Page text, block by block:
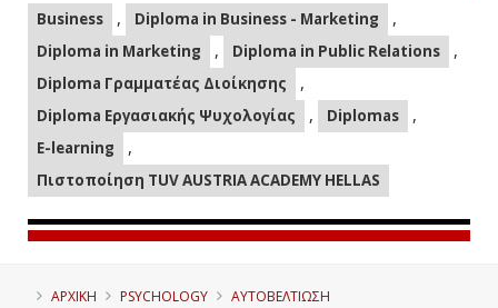
Business , Diploma in Business - Marketing ,
Diploma in Marketing , Diploma in Public Relations ,
Diploma Γραμματέας Διοίκησης ,
Diploma Εργασιακής Ψυχολογίας , Diplomas ,
E-learning ,
Πιστοποίηση TUV AUSTRIA ACADEMY HELLAS
ΑΡΧΙΚΗ PSYCHOLOGY ΑΥΤΟΒΕΛΤΊΩΣΗ